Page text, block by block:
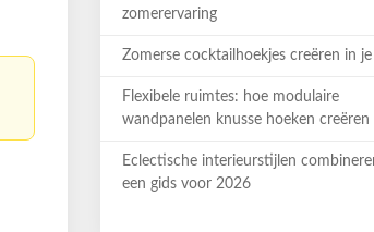
zomerervaring
Zomerse cocktailhoekjes creëren in
Flexibele ruimtes: hoe modulaire
wandpanelen knusse hoeken creëren
Eclectische interieurstijlen
een gids voor 2026